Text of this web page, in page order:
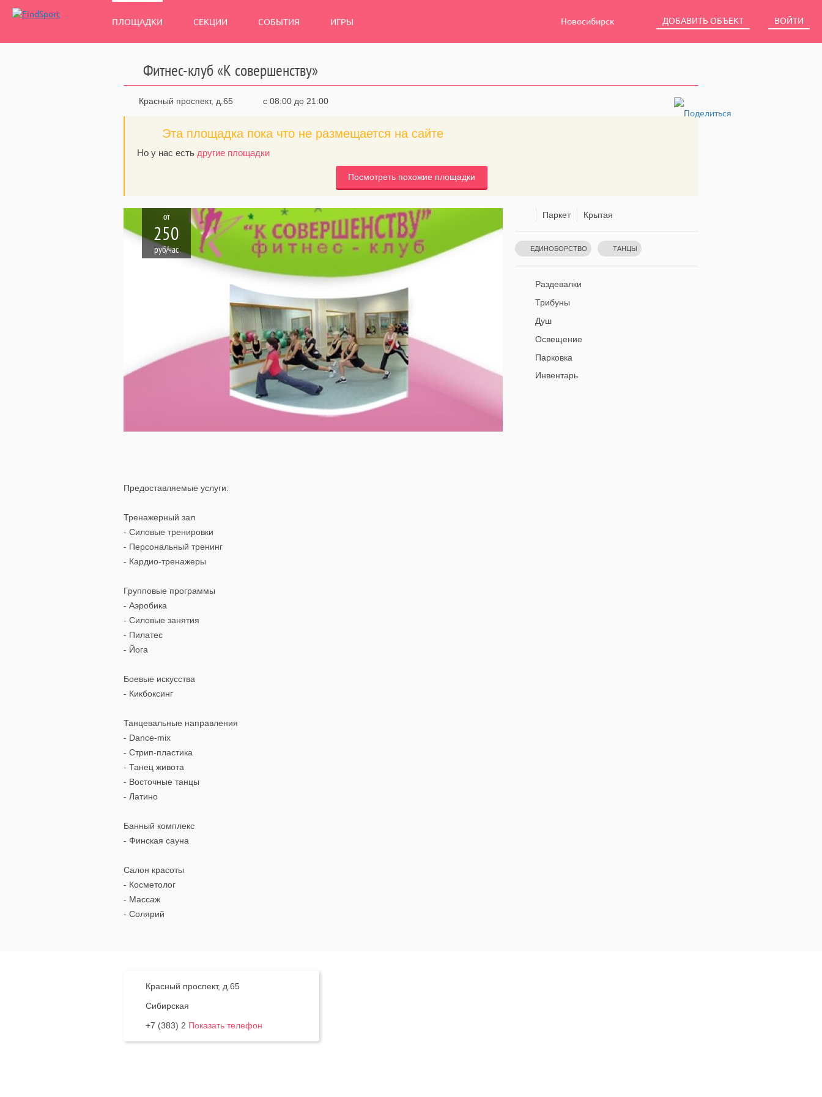
ПЛОЩАДКИ СЕКЦИИ СОБЫТИЯ ИГРЫ Новосибирск ДОБАВИТЬ ОБЪЕКТ ВОЙТИ
Фитнес-клуб «К совершенству»
Красный проспект, д.65 с 08:00 до 21:00
Эта площадка пока что не размещается на сайте
Но у нас есть другие площадки
Посмотреть похожие площадки
от
250
руб/час
Паркет Крытая
ЕДИНОБОРСТВО ТАНЦЫ
Раздевалки
Трибуны
Душ
Освещение
Парковка
Инвентарь
Предоставляемые услуги:
Тренажерный зал
- Силовые тренировки
- Персональный тренинг
- Кардио-тренажеры
Групповые программы
- Аэробика
- Силовые занятия
- Пилатес
- Йога
Боевые искусства
- Кикбоксинг
Танцевальные направления
- Dance-mix
- Стрип-пластика
- Танец живота
- Восточные танцы
- Латино
Банный комплекс
- Финская сауна
Салон красоты
- Косметолог
- Массаж
- Солярий
Красный проспект, д.65
Сибирская
+7 (383) 2 Показать телефон